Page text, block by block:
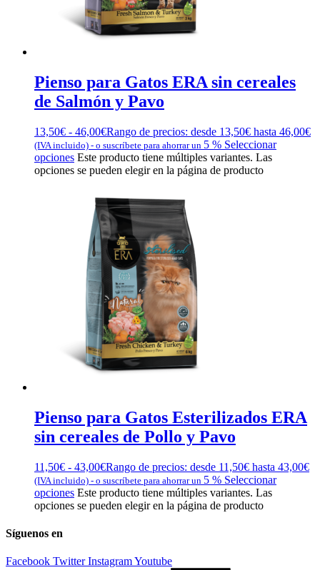
Pienso para Gatos ERA sin cereales
de Salmón y Pavo
13,50€ - 46,00€Rango de precios: desde 13,50€ hasta 46,00€
(IVA incluido) - o suscríbete para ahorrar un 5 % Seleccionar
opciones Este producto tiene múltiples variantes. Las
opciones se pueden elegir en la página de producto
Pienso para Gatos Esterilizados ERA
sin cereales de Pollo y Pavo
11,50€ - 43,00€Rango de precios: desde 11,50€ hasta 43,00€
(IVA incluido) - o suscríbete para ahorrar un 5 % Seleccionar
opciones Este producto tiene múltiples variantes. Las
opciones se pueden elegir en la página de producto
Síguenos en
Facebook Twitter InstagramYoutube